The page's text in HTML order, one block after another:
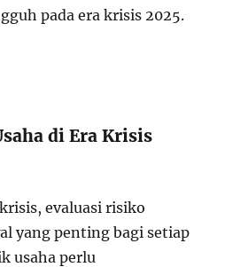
pada era krisis 2025.
di Era Krisis
evaluasi risiko
yang penting bagi setiap
usaha perlu